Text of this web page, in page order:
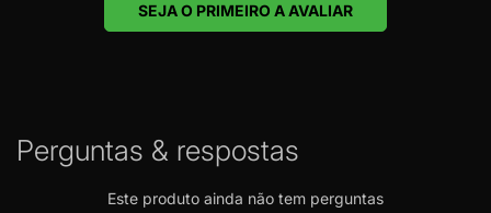
SEJA O PRIMEIRO A AVALIAR
Perguntas & respostas
Este produto ainda não tem perguntas